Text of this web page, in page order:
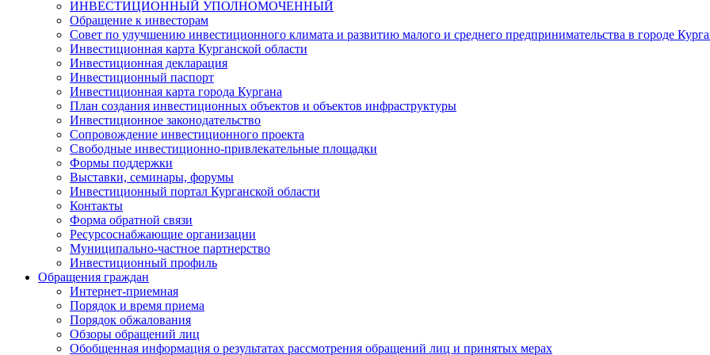
ИНВЕСТИЦИОННЫЙ УПОЛНОМОЧЕННЫЙ
Обращение к инвесторам
Совет по улучшению инвестиционного климата и развитию малого и среднего предпринимательства в городе
Инвестиционная карта Курганской области
Инвестиционная декларация
Инвестиционный паспорт
Инвестиционная карта города Кургана
План создания инвестиционных объектов и объектов инфраструктуры
Инвестиционное законодательство
Сопровождение инвестиционного проекта
Свободные инвестиционно-привлекательные площадки
Формы поддержки
Выставки, семинары, форумы
Инвестиционный портал Курганской области
Контакты
Форма обратной связи
Ресурсоснабжающие организации
Муниципально-частное партнерство
Инвестиционный профиль
Обращения граждан
Интернет-приемная
Порядок и время приема
Порядок обжалования
Обзоры обращений лиц
Обобщенная информация о результатах рассмотрения обращений лиц и принятых мерах